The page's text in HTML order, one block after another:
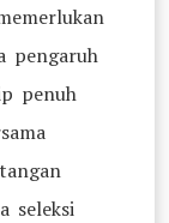
pengaruh
penuh
seleksi